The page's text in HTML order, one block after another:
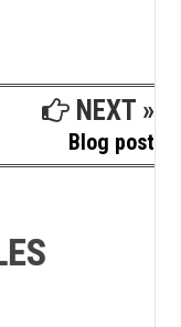
NEXT »
Blog post